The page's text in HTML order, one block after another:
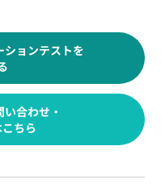
ョンテストを
合わせ・
ちら